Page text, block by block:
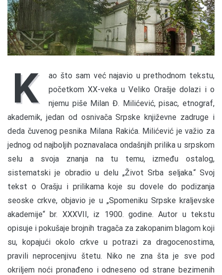
K
ao što sam već najavio u prethodnom tekstu,
početkom XX-veka u Veliko Orašje dolazi i o
njemu piše Milan Đ. Milićević, pisac, etnograf,
akademik, jedan od osnivača Srpske književne zadruge i
deda čuvenog pesnika Milana Rakića. Milićević je važio za
jednog od najboljih poznavalaca ondašnjih prilika u srpskom
selu a svoja znanja na tu temu, između ostalog,
sistematski je obradio u delu „Život Srba seljaka.“ Svoj
tekst o Orašju i prilikama koje su dovele do podizanja
seoske crkve, objavio je u „Spomeniku Srpske kraljevske
akademije“ br. XXXVII, iz 1900. godine. Autor u tekstu
opisuje i pokušaje brojnih tragača za zakopanim blagom koji
su, kopajući okolo crkve u potrazi za dragocenostima,
pravili neprocenjivu štetu. Niko ne zna šta je sve pod
okriljem noći pronađeno i odneseno od strane bezimenih